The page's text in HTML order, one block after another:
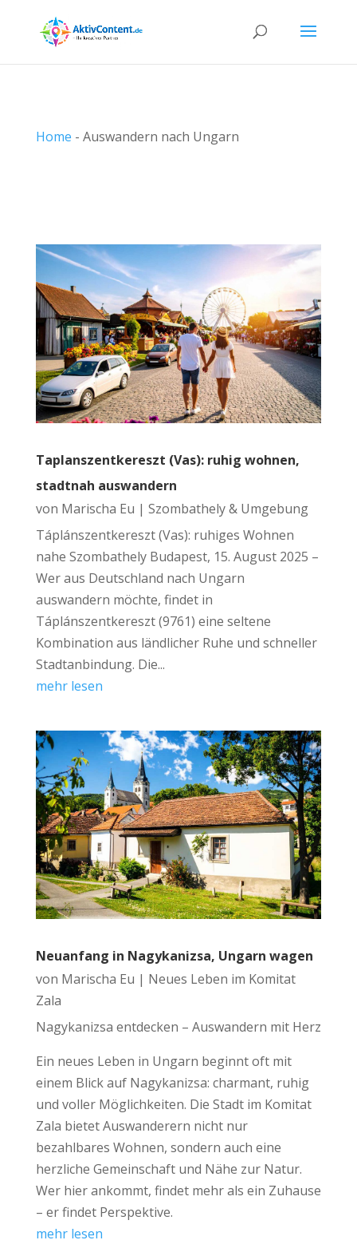
Home - Auswandern nach Ungarn
Taplanszentkereszt (Vas): ruhig wohnen,
stadtnah auswandern
von Marischa Eu | Szombathely & Umgebung
Táplánszentkereszt (Vas): ruhiges Wohnen
nahe Szombathely Budapest, 15. August 2025 –
Wer aus Deutschland nach Ungarn
auswandern möchte, findet in
Táplánszentkereszt (9761) eine seltene
Kombination aus ländlicher Ruhe und schneller
Stadtanbindung. Die...
mehr lesen
Neuanfang in Nagykanizsa, Ungarn wagen
von Marischa Eu | Neues Leben im Komitat
Zala
Nagykanizsa entdecken – Auswandern mit Herz
Ein neues Leben in Ungarn beginnt oft mit
einem Blick auf Nagykanizsa: charmant, ruhig
und voller Möglichkeiten. Die Stadt im Komitat
Zala bietet Auswanderern nicht nur
bezahlbares Wohnen, sondern auch eine
herzliche Gemeinschaft und Nähe zur Natur.
Wer hier ankommt, findet mehr als ein Zuhause
– er findet Perspektive.
mehr lesen